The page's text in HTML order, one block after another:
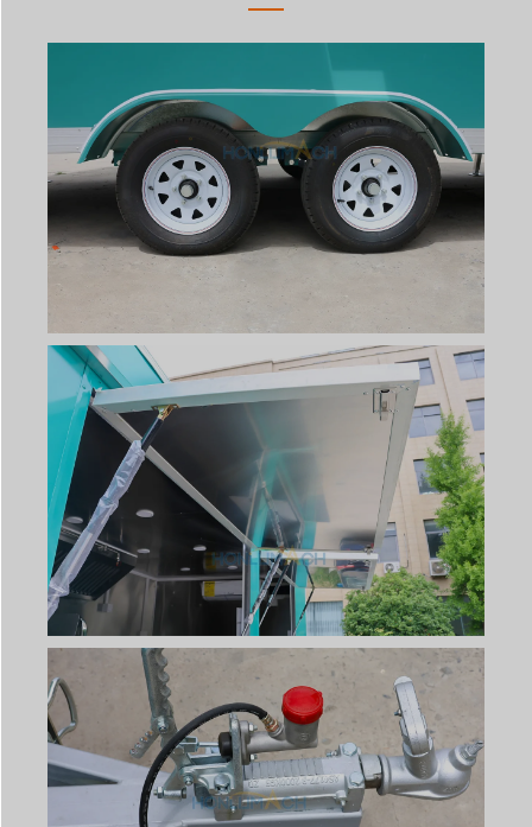
Slovenščina
Latviešu valoda
Dansk
Hrvatski
Српски језик
Norsk nynorsk
Maori
Eesti
Български
Nederlands (België)
Norsk bokmål
Slovenčina